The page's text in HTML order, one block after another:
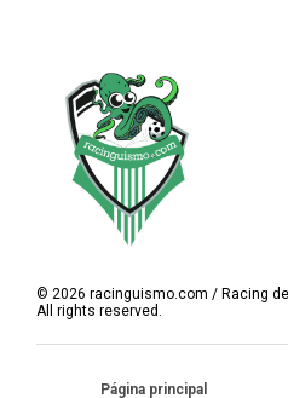
©2026 racinguismo.com / Racing
All rights reserved.
Página principal